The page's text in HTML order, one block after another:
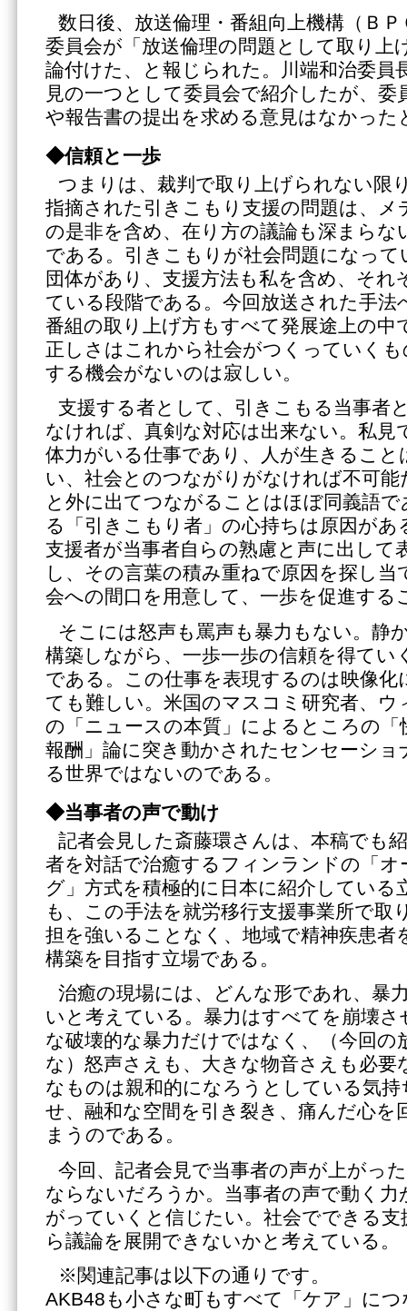
数日後、放送倫理・番組向上機構（Ｂ
委員会が「放送倫理の問題として取り上
論付けた、と報じられた。川端和治委員
見の一つとして委員会で紹介したが、委
や報告書の提出を求める意見はなかった
◆信頼と一歩
つまりは、裁判で取り上げられない限
指摘された引きこもり支援の問題は、メ
の是非を含め、在り方の議論も深まらな
である。引きこもりが社会問題になっ
団体があり、支援方法も私を含め、それ
ている段階である。今回放送された手法
番組の取り上げ方もすべて発展途上の中
正しさはこれから社会がつくっていく
する機会がないのは寂しい。
支援する者として、引きこもる当事者
なければ、真剣な対応は出来ない。私見
体力がいる仕事であり、人が生きるこ
い、社会とのつながりがなければ不可
と外に出てつながることはほぼ同義語
る「引きこもり者」の心持ちは原因があ
支援者が当事者自らの熟慮と声に出して
し、その言葉の積み重ねで原因を探し
会への間口を用意して、一歩を促進する
そこには怒声も罵声も暴力もない。静
構築しながら、一歩一歩の信頼を得てい
である。この仕事を表現するのは映像化
ても難しい。米国のマスコミ研究者、
の「ニュースの本質」によるところの「
報酬」論に突き動かされたセンセーシ
る世界ではないのである。
◆当事者の声で動け
記者会見した斎藤環さんは、本稿でも
者を対話で治癒するフィンランドの「
グ」方式を積極的に日本に紹介している
も、この手法を就労移行支援事業所で取
担を強いることなく、地域で精神疾患者
構築を目指す立場である。
治癒の現場には、どんな形であれ、暴
いと考えている。暴力はすべてを崩壊
な破壊的な暴力だけではなく、（今回の
な）怒声さえも、大きな物音さえも必要
なものは親和的になろうとしている気
せ、融和な空間を引き裂き、痛んだ心を
まうのである。
今回、記者会見で当事者の声が上がっ
ならないだろうか。当事者の声で動く力
がっていくと信じたい。社会でできる
ら議論を展開できないかと考えている。
※関連記事は以下の通りです。
AKB48も小さな町もすべて「ケア」に